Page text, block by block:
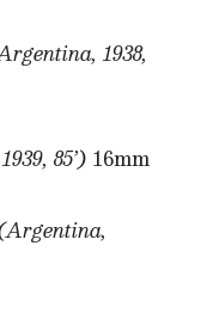
1938,
85’) 16mm